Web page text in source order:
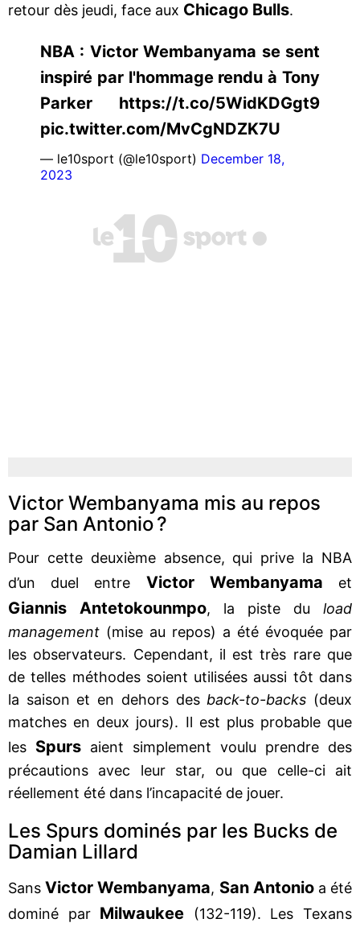
retour dès jeudi, face aux Chicago Bulls.
NBA : Victor Wembanyama se sent
inspiré par l'hommage rendu à Tony
Parker https://t.co/5WidKDGgt9
pic.twitter.com/MvCgNDZK7U
— le10sport (@le10sport) December 18,
2023
Victor Wembanyama mis au repos
par San Antonio ?
Pour cette deuxième absence, qui prive la NBA
d’un duel entre Victor Wembanyama et
Giannis Antetokounmpo, la piste du load
management (mise au repos) a été évoquée par
les observateurs. Cependant, il est très rare que
de telles méthodes soient utilisées aussi tôt dans
la saison et en dehors des back-to-backs (deux
matches en deux jours). Il est plus probable que
les Spurs aient simplement voulu prendre des
précautions avec leur star, ou que celle-ci ait
réellement été dans l’incapacité de jouer.
Les Spurs dominés par les Bucks de
Damian Lillard
SansVictor Wembanyama, San Antonioa été
dominé par Milwaukee (132-119). Les Texans